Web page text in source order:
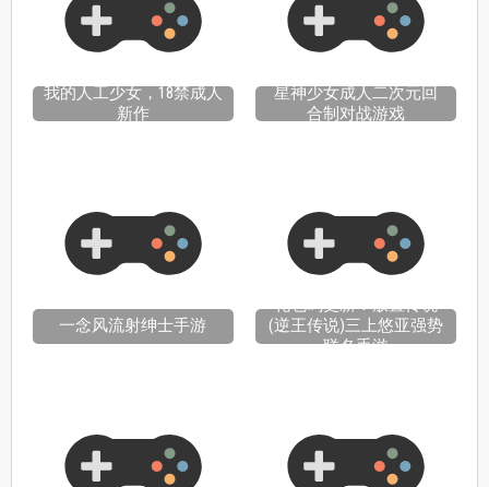
我的人工少女，18禁成人
新作
星神少女成人二次元回
合制对战游戏
一念风流射绅士手游
礼包码更新！放置传说
(逆王传说)三上悠亚强势
联名手游